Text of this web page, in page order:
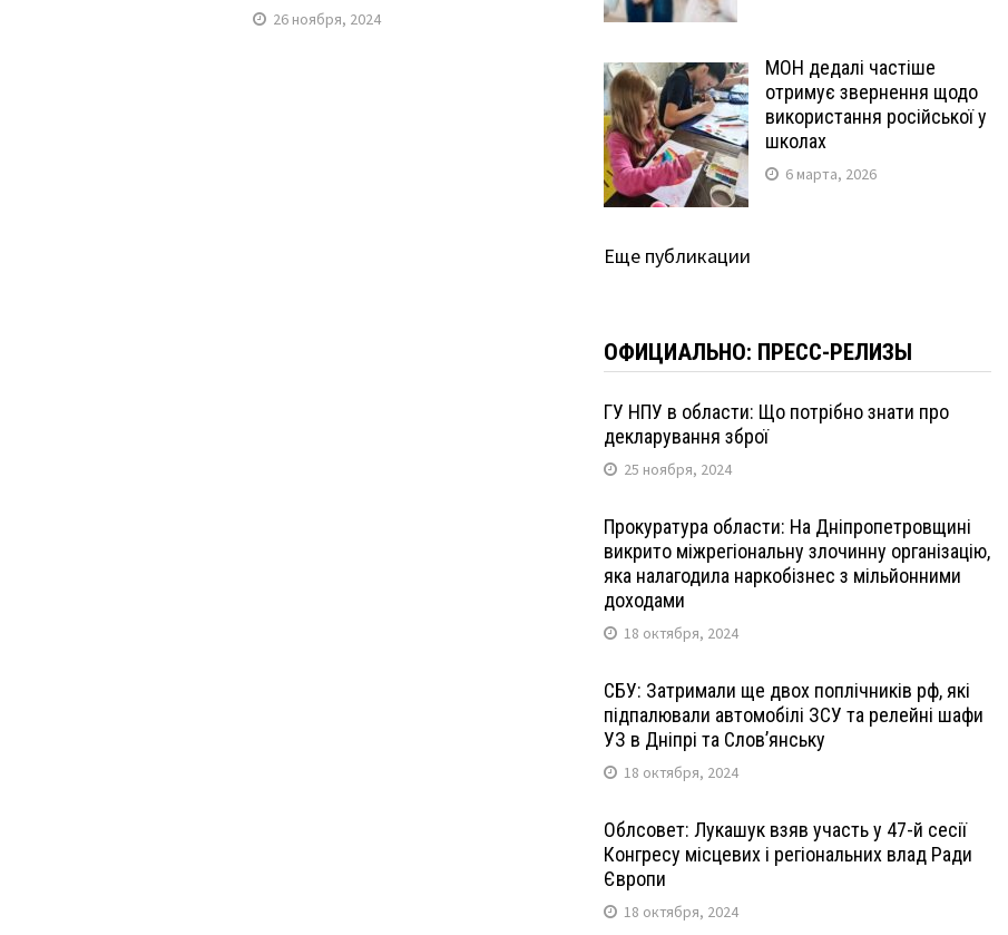
26 ноября, 2024
МОН дедалі частіше
отримує звернення щодо
використання російської у
школах
6 марта, 2026
Еще публикации
ОФИЦИАЛЬНО: ПРЕСС-РЕЛИЗЫ
ГУ НПУ в области: Що потрібно знати про
декларування зброї
25 ноября, 2024
Прокуратура области: На Дніпропетровщині
викрито міжрегіональну злочинну організацію,
яка налагодила наркобізнес з мільйонними
доходами
18 октября, 2024
СБУ: Затримали ще двох поплічників рф, які
підпалювали автомобілі ЗСУ та релейні шафи
УЗ в Дніпрі та Слов’янську
18 октября, 2024
Облсовет: Лукашук взяв участь у 47-й сесії
Конгресу місцевих і регіональних влад Ради
Європи
18 октября, 2024